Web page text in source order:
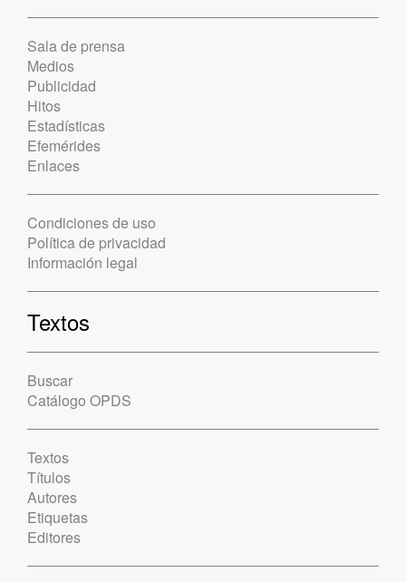
Sala de prensa
Medios
Publicidad
Hitos
Estadísticas
Efemérides
Enlaces
Condiciones de uso
Política de privacidad
Información legal
Textos
Buscar
Catálogo OPDS
Textos
Títulos
Autores
Etiquetas
Editores